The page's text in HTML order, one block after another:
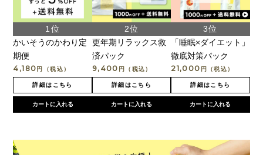
かいそうのかわり定
期便
4,180 円（税込）
詳細はこちら
カートに入れる
更年期リラックス救
済パック
9,400 円（税込）
詳細はこちら
カートに入れる
「睡眠×ダイエット」
徹底対策パック
21,000 円（税込）
詳細はこちら
カートに入れる